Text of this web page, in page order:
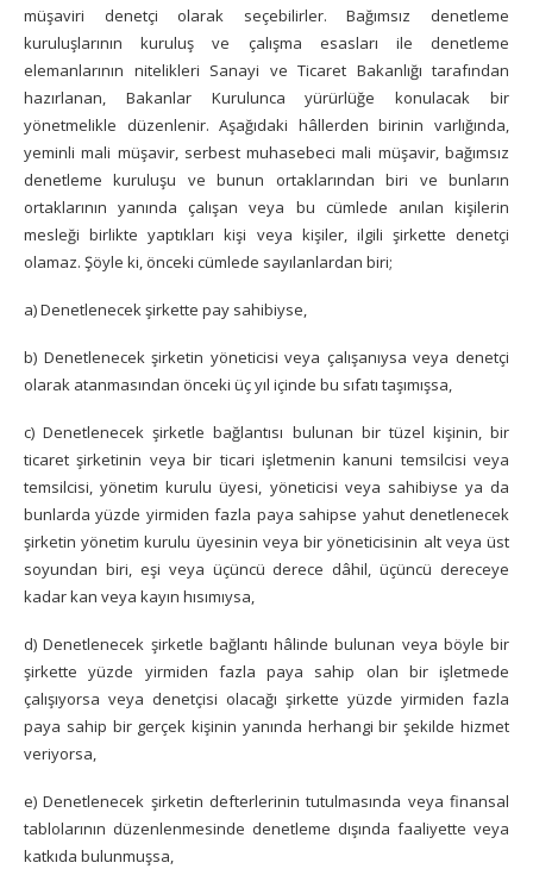
müşaviri denetçi olarak seçebilirler. Bağımsız denetleme
kuruluşlarının kuruluş ve çalışma esasları ile denetleme
elemanlarının nitelikleri Sanayi ve Ticaret Bakanlığı tarafından
hazırlanan, Bakanlar Kurulunca yürürlüğe konulacak bir
yönetmelikle düzenlenir. Aşağıdaki hâllerden birinin varlığında,
yeminli mali müşavir, serbest muhasebeci mali müşavir, bağımsız
denetleme kuruluşu ve bunun ortaklarından biri ve bunların
ortaklarının yanında çalışan veya bu cümlede anılan kişilerin
mesleği birlikte yaptıkları kişi veya kişiler, ilgili şirkette denetçi
olamaz. Şöyle ki, önceki cümlede sayılanlardan biri;
a) Denetlenecek şirkette pay sahibiyse,
b) Denetlenecek şirketin yöneticisi veya çalışanıysa veya denetçi
olarak atanmasından önceki üç yıl içinde bu sıfatı taşımışsa,
c) Denetlenecek şirketle bağlantısı bulunan bir tüzel kişinin, bir
ticaret şirketinin veya bir ticari işletmenin kanuni temsilcisi veya
temsilcisi, yönetim kurulu üyesi, yöneticisi veya sahibiyse ya da
bunlarda yüzde yirmiden fazla paya sahipse yahut denetlenecek
şirketin yönetim kurulu üyesinin veya bir yöneticisinin alt veya üst
soyundan biri, eşi veya üçüncü derece dâhil, üçüncü dereceye
kadar kan veya kayın hısımıysa,
d) Denetlenecek şirketle bağlantı hâlinde bulunan veya böyle bir
şirkette yüzde yirmiden fazla paya sahip olan bir işletmede
çalışıyorsa veya denetçisi olacağı şirkette yüzde yirmiden fazla
paya sahip bir gerçek kişinin yanında herhangi bir şekilde hizmet
veriyorsa,
e) Denetlenecek şirketin defterlerinin tutulmasında veya finansal
tablolarının düzenlenmesinde denetleme dışında faaliyette veya
katkıda bulunmuşsa,